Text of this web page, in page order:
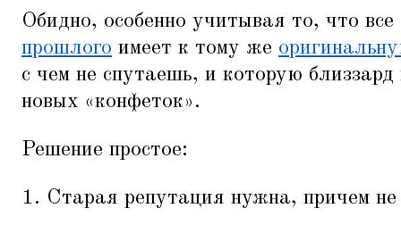
Обидно, особенно учитывая то, что
прошлого имеет к тому же
с чем не спутаешь, и которую
новых «конфеток».
Решение простое:
1. Старая репутация нужна, причем